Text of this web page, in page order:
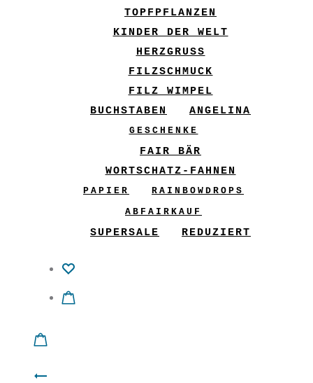
TOPFPFLANZEN
KINDER DER WELT
HERZGRUSS
FILZSCHMUCK
FILZ WIMPEL
BUCHSTABEN
ANGELINA
GESCHENKE
FAIR BÄR
WORTSCHATZ-FAHNEN
PAPIER
RAINBOWDROPS
ABFAIRKAUF
SUPERSALE REDUZIERT